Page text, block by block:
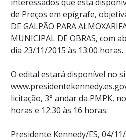
interessados que está
de Preços em epígrafe,
DE GALPÃO PARA
MUNICIPAL DE OBRAS, com
dia 23/11/2015 às 13:00 horas.
O edital estará disponível no
licitação, 3° andar da PMPK,
horas e 12:30 às 16 horas.
Presidente Kennedy/ES, 04/